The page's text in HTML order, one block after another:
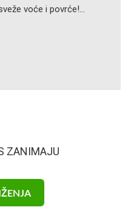
voće i povrće!…
ZANIMAJU